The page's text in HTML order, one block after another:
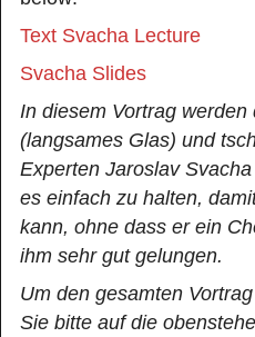
Text Svacha Lecture
Svacha Slides
In diesem Vortrag
(langsames Glas) und
Experten Jaroslav
es einfach zu halten,
kann, ohne dass er ein
ihm sehr gut gelungen.
Um den gesamten
Sie bitte auf die